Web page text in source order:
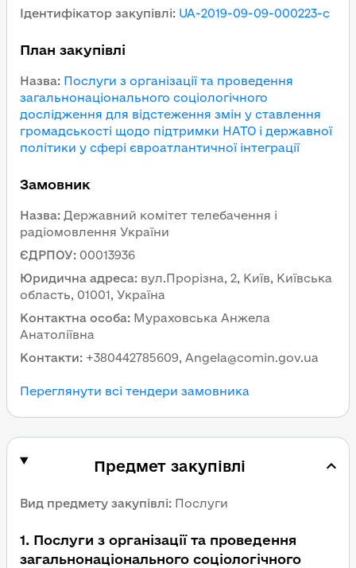
Ідентифікатор закупівлі: UA-2019-09-09-000223-c
План закупівлі
Назва: Послуги з організації та проведення
загальнонаціонального соціологічного
дослідження для відстеження змін у ставлення
громадськості щодо підтримки НАТО і державної
політики у сфері євроатлантичної інтеграції
Замовник
Назва: Державний комітет телебачення і
радіомовлення України
ЄДРПОУ: 00013936
Юридична адреса: вул.Прорізна, 2, Київ, Київська
область, 01001, Україна
Контактна особа: Мураховська Анжела
Анатоліївна
Контакти: +380442785609, Angela@comin.gov.ua
Переглянути всі тендери замовника
Предмет закупівлі
Вид предмету закупівлі: Послуги
1. Послуги з організації та проведення
загальнонаціонального соціологічного